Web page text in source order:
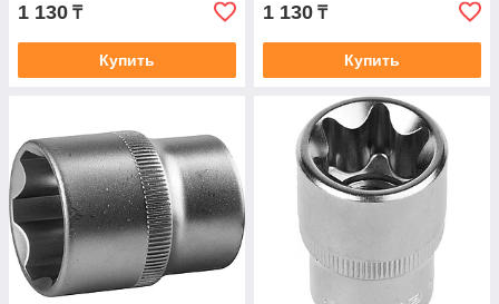
1 130 ₸
Купить
1 130 ₸
Купить